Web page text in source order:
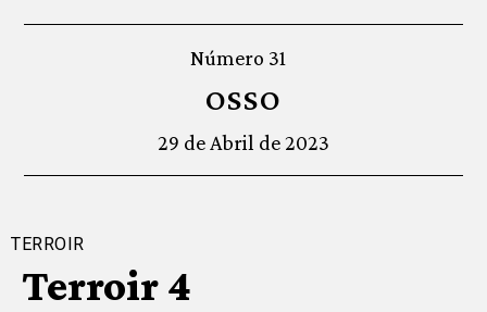
Número 31
OSSO
29 de Abril de 2023
TERROIR
Terroir 4